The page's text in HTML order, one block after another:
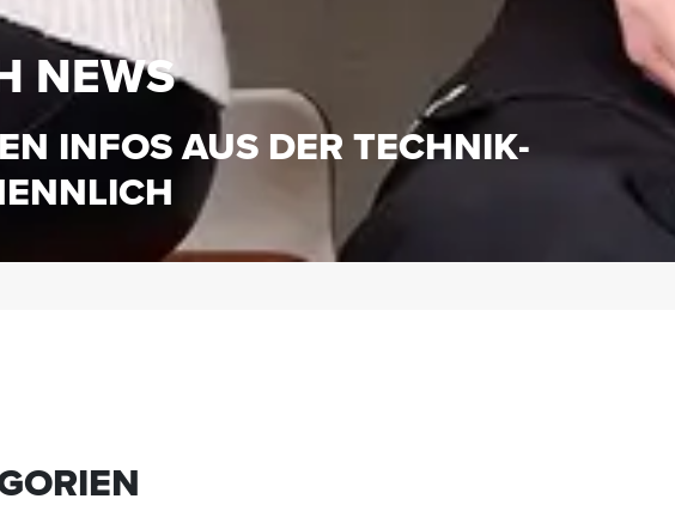
NEWS
INFOS AUS DER TECHNIK-